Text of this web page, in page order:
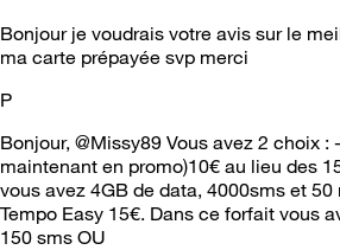
Bonjour je voudrais votre avis sur le
ma carte prépayée svp merci
P
Bonjour, @Missy89 Vous avez 2 choix :
maintenant en promo)10€ au lieu des
vous avez 4GB de data, 4000sms et 50
Tempo Easy 15€. Dans ce forfait vous
150 sms OU